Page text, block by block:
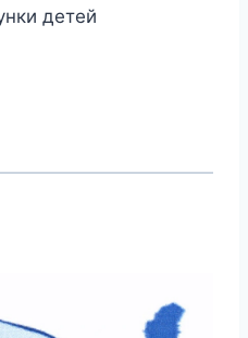
детей